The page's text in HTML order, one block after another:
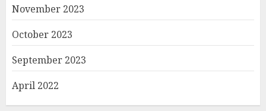
November 2023
October 2023
September 2023
April 2022